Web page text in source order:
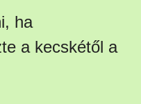
ha
a kecskétől a